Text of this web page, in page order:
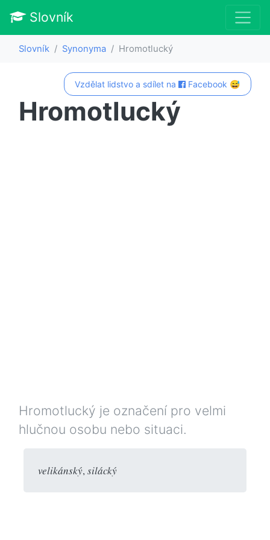
Slovník
Slovník Synonyma Hromotlucký
Vzdělat lidstvo a sdílet na Facebook 😅
Hromotlucký
Hromotlucký je označení pro velmi
hlučnou osobu nebo situaci.
velikánský,silácký